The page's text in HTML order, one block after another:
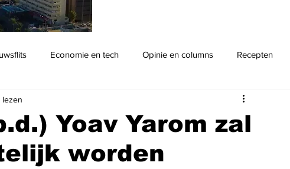
Economie en tech Opinie en columns Recepten
Yoav Yarom zal
worden
lezen